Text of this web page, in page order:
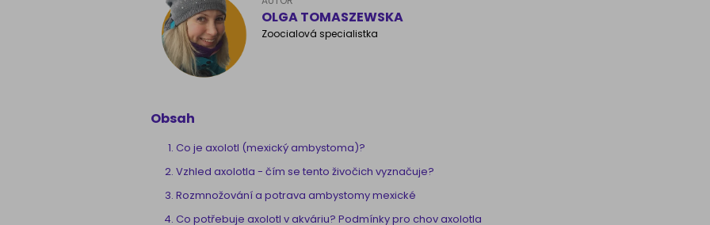
OLGA TOMASZEWSKA
Zoocialová specialistka
Obsah
Co je axolotl (mexický ambystoma)?
Vzhled axolotla - čím se tento živočich vyznačuje?
Rozmnožování a potrava ambystomy mexické
Co potřebuje axolotl v akváriu? Podmínky pro chov axolotla